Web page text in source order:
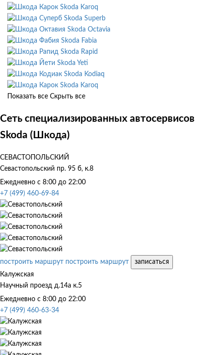
Skoda Karoq
Skoda Superb
Skoda Octavia
Skoda Fabia
Skoda Rapid
Skoda Yeti
Skoda Kodiaq
Skoda Karoq
Показать все Скрыть все
Сеть специализированных автосервисов
Skoda (Шкода)
СЕВАСТОПОЛЬСКИЙ
Севастопольский пр. 95 б, к.8
Ежедневно с 8:00 до 22:00
+7 (499) 460-69-84
построить маршрут построить маршрут
записаться
Калужская
Научный проезд д.14а к.5
Ежедневно с 8:00 до 22:00
+7 (499) 460-63-34